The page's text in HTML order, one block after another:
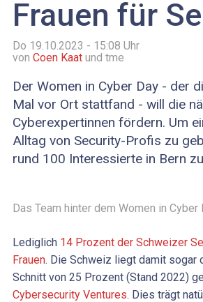
Frauen für
Do 19.10.2023 - 15:08 Uhr
von Coen Kaat und tme
Der Women in Cyber Day - der
Mal vor Ort stattfand - will die
Cyberexpertinnen fördern. Um
Alltag von Security-Profis zu
rund 100 Interessierte in Bern
Das Team hinter dem Women in Cyber
Lediglich 14 Prozent der Schweizer
Frauen. Die Schweiz liegt damit sogar
Schnitt von 25 Prozent (Stand 2022)
Cybersecurity Ventures. Dies trägt